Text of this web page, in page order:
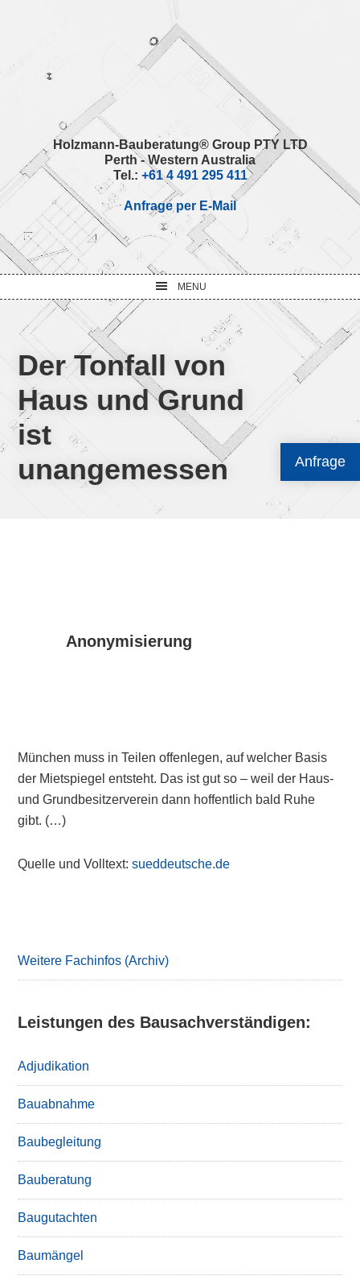
Anfrage
navigation
Holzmann-Bauberatung® Group PTY LTD
Perth - Western Australia
Tel.: +61 4 491 295 411
Anfrage per E-Mail
MENU
Der Tonfall von
Haus und Grund
ist
unangemessen
Anonymisierung
München muss in Teilen offenlegen, auf welcher Basis
der Mietspiegel entsteht. Das ist gut so – weil der Haus-
und Grundbesitzerverein dann hoffentlich bald Ruhe
gibt. (…)
Quelle und Volltext:sueddeutsche.de
Weitere Fachinfos (Archiv)
Leistungen des Bausachverständigen:
Adjudikation
Bauabnahme
Baubegleitung
Bauberatung
Baugutachten
Baumängel